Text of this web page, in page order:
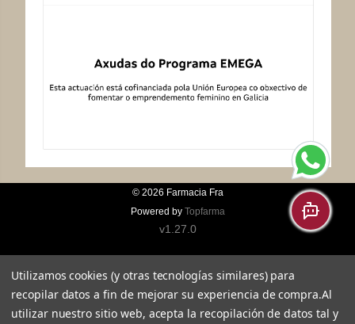
© 2026 Farmacia Fra
Powered by Topfarma
v1.27.0
Utilizamos cookies (y otras tecnologías similares) para
recopilar datos a fin de mejorar su experiencia de compra.Al
utilizar nuestro sitio web, acepta la recopilación de datos tal y